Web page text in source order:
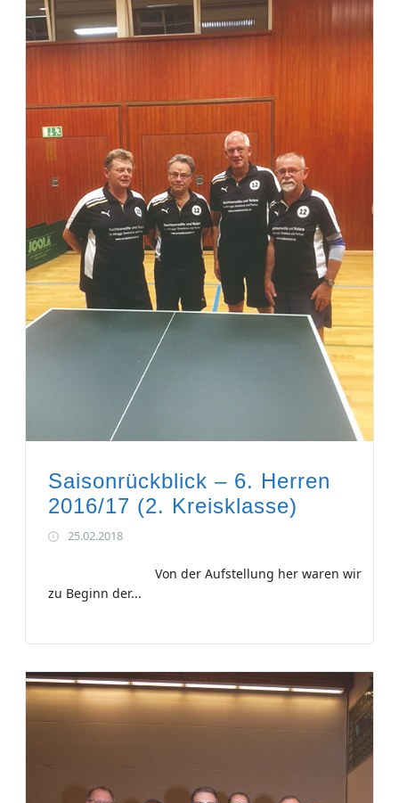
Saisonrückblick – 6. Herren
2016/17 (2. Kreisklasse)
25.02.2018
Von der Aufstellung her waren wir
zu Beginn der...